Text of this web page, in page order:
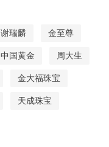
谢瑞麟 金至尊
中国黄金 周大生
金大福珠宝
天成珠宝